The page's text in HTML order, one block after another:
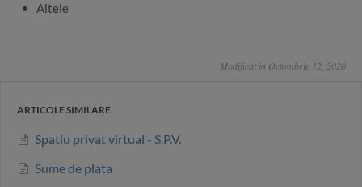
Altele
Modificat in Octombrie 12, 2020
ARTICOLE SIMILARE
Spatiu privat virtual - S.P.V.
Sume de plata